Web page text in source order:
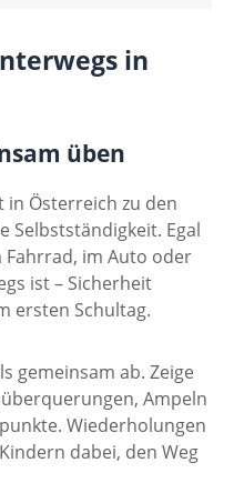
in
üben
in Österreich zu den
Selbstständigkeit. Egal
Fahrrad, im Auto oder
ist – Sicherheit
ersten Schultag.
gemeinsam ab. Zeige
Ampeln
Wiederholungen
dabei, den Weg